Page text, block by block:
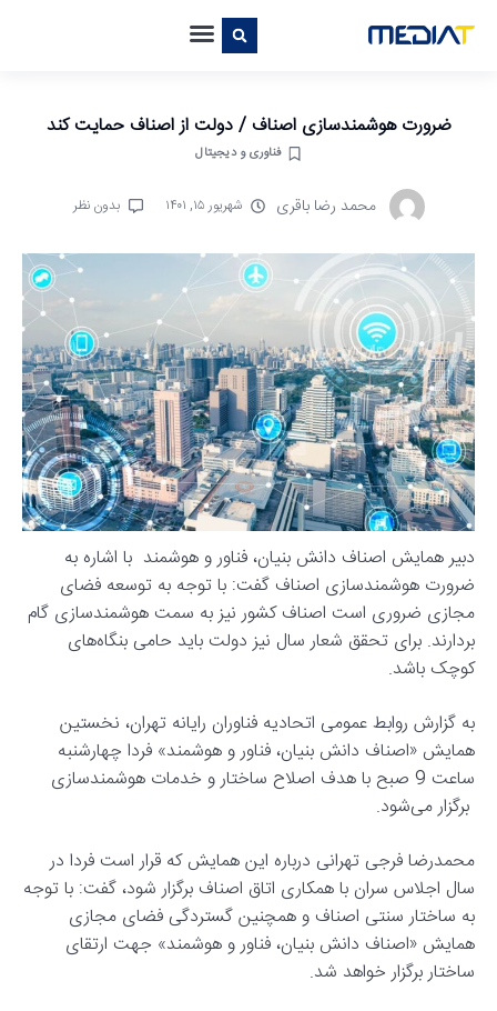
ضرورت هوشمندسازی اصناف / دولت از اصناف حمایت کند
فناوری و دیجیتال
محمد رضا باقری شهریور ۱۵, ۱۴۰۱ بدون نظر
دبیر همایش اصناف دانش بنیان، فناور و هوشمند با اشاره به
ضرورت هوشمندسازی اصناف گفت: با توجه به توسعه فضای
مجازی ضروری است اصناف کشور نیز به سمت هوشمندسازی گام
بردارند. برای تحقق شعار سال نیز دولت باید حامی بنگاه‌های
کوچک باشد.
به گزارش روابط عمومی اتحادیه فناوران رایانه تهران، نخستین
همایش «اصناف دانش بنیان، فناور و هوشمند» فردا چهارشنبه
ساعت 9 صبح با هدف اصلاح ساختار و خدمات هوشمندسازی
برگزار می‌شود.
محمدرضا فرجی تهرانی درباره این همایش که قرار است فردا در
سال اجلاس سران با همکاری اتاق اصناف برگزار شود، گفت: با توجه
به ساختار سنتی اصناف و همچنین گستردگی فضای مجازی
همایش «اصناف دانش بنیان، فناور و هوشمند» جهت ارتقای
ساختار برگزار خواهد شد.